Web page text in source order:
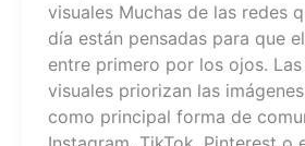
visuales Muchas de las redes
día están pensadas para que
entre primero por los ojos.
visuales priorizan las
como principal forma de